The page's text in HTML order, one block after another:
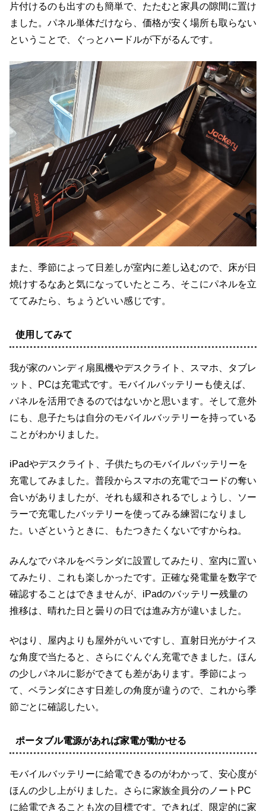
片付けるのも出すのも簡単で、たたむと家具の隙間に置け
ました。パネル単体だけなら、価格が安く場所も取らない
ということで、ぐっとハードルが下がるんです。
また、季節によって日差しが室内に差し込むので、床が日
焼けするなあと気になっていたところ、そこにパネルを立
ててみたら、ちょうどいい感じです。
使用してみて
我が家のハンディ扇風機やデスクライト、スマホ、タブレ
ット、PCは充電式です。モバイルバッテリーも使えば、
パネルを活用できるのではないかと思います。そして意外
にも、息子たちは自分のモバイルバッテリーを持っている
ことがわかりました。
iPadやデスクライト、子供たちのモバイルバッテリーを
充電してみました。普段からスマホの充電でコードの奪い
合いがありましたが、それも緩和されるでしょうし、ソー
ラーで充電したバッテリーを使ってみる練習になりまし
た。いざというときに、もたつきたくないですからね。
みんなでパネルをベランダに設置してみたり、室内に置い
てみたり、これも楽しかったです。正確な発電量を数字で
確認することはできませんが、iPadのバッテリー残量の
推移は、晴れた日と曇りの日では進み方が違いました。
やはり、屋内よりも屋外がいいですし、直射日光がナイス
な角度で当たると、さらにぐんぐん充電できました。ほん
の少しパネルに影ができても差があります。季節によっ
て、ベランダにさす日差しの角度が違うので、これから季
節ごとに確認したい。
ポータブル電源があれば家電が動かせる
モバイルバッテリーに給電できるのがわかって、安心度が
ほんの少し上がりました。さらに家族全員分のノートPC
に給電できることも次の目標です。できれば、限定的に家